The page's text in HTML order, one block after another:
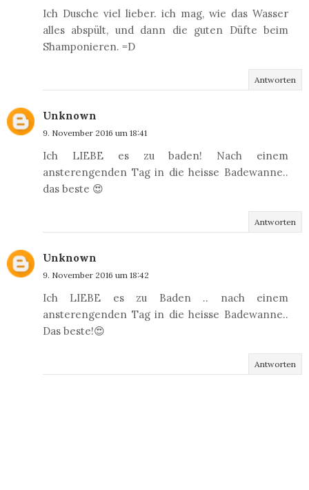
Ich Dusche viel lieber. ich mag, wie das Wasser
alles abspült, und dann die guten Düfte beim
Shamponieren. =D
Antworten
Unknown
9. November 2016 um 18:41
Ich LIEBE es zu baden! Nach einem
ansterengenden Tag in die heisse Badewanne..
das beste 😍
Antworten
Unknown
9. November 2016 um 18:42
Ich LIEBE es zu Baden .. nach einem
ansterengenden Tag in die heisse Badewanne..
Das beste!😍
Antworten